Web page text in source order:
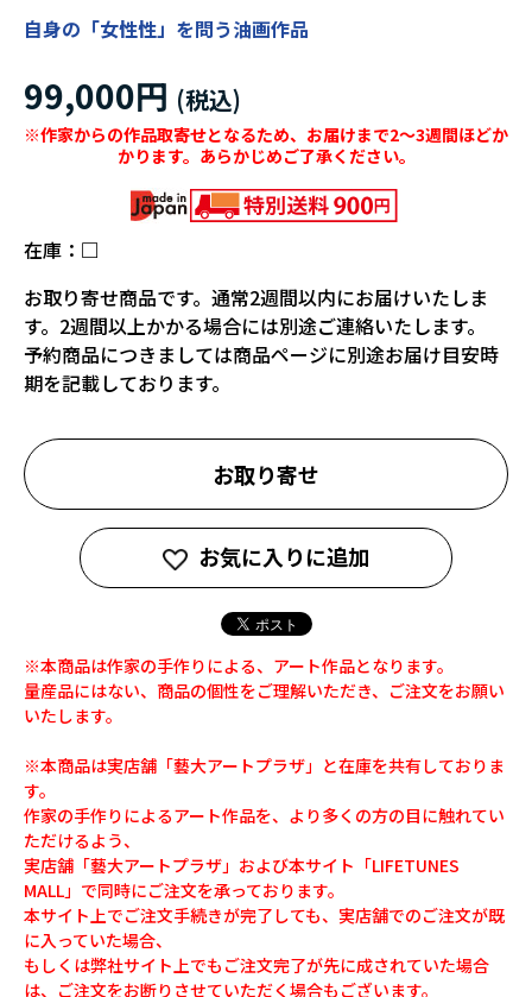
自身の「女性性」を問う油画作品
99,000円
※作家からの作品取寄せとなるため、お届けまで2～3週間ほどか
かります。あらかじめご了承ください。
在庫： □
お取り寄せ商品です。通常2週間以内にお届けいたしま
す。2週間以上かかる場合には別途ご連絡いたします。
予約商品につきましては商品ページに別途お届け目安時
期を記載しております。
お取り寄せ
お気に入りに追加
※本商品は作家の手作りによる、アート作品となります。
量産品にはない、商品の個性をご理解いただき、ご注文をお願い
いたします。
※本商品は実店舗「藝大アートプラザ」と在庫を共有しておりま
す。
作家の手作りによるアート作品を、より多くの方の目に触れてい
ただけるよう、
実店舗「藝大アートプラザ」および本サイト「LIFETUNES
MALL」で同時にご注文を承っております。
本サイト上でご注文手続きが完了しても、実店舗でのご注文が既
に入っていた場合、
もしくは弊社サイト上でもご注文完了が先に成されていた場合
は、ご注文をお断りさせていただく場合もございます。